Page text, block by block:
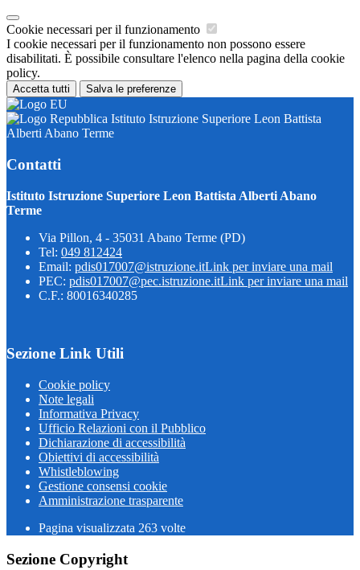
Cookie necessari per il funzionamento
I cookie necessari per il funzionamento non possono essere
disabilitati. È possibile consultare l'elenco nella pagina della cookie
policy.
Accetta tutti Salva le preferenze
Istituto Istruzione Superiore Leon Battista
Alberti Abano Terme
Contatti
Istituto Istruzione Superiore Leon Battista Alberti Abano
Terme
Via Pillon, 4 - 35031 Abano Terme (PD)
Tel: 049 812424
Email: pdis017007@istruzione.itLink per inviare una mail
PEC: pdis017007@pec.istruzione.itLink per inviare una mail
C.F.: 80016340285
Sezione Link Utili
Cookie policy
Note legali
Informativa Privacy
Ufficio Relazioni con il Pubblico
Dichiarazione di accessibilità
Obiettivi di accessibilità
Whistleblowing
Gestione consensi cookie
Amministrazione trasparente
Pagina visualizzata 263 volte
Sezione Copyright